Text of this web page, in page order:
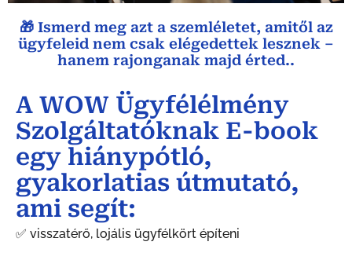
🎁 Ismerd meg azt a szemléletet, amitől az
ügyfeleid nem csak elégedettek lesznek –
hanem rajonganak majd érted..
A WOW Ügyfélélmény
Szolgáltatóknak E-book
egy hiánypótló,
gyakorlatias útmutató,
ami segít:
✅ visszatérő, lojális ügyfélkört építeni